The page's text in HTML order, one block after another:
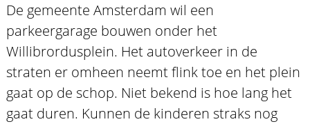
De gemeente Amsterdam wil een
parkeergarage bouwen onder het
Willibrordusplein. Het autoverkeer in de
straten er omheen neemt flink toe en het plein
gaat op de schop. Niet bekend is hoe lang het
gaat duren. Kunnen de kinderen straks nog